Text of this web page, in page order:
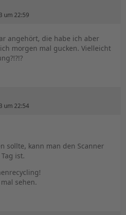
um 22:59
angehört, die habe ich aber
morgen mal gucken. Vielleicht
um 22:54
sollte, kann man den Scanner
ist.
sehen.